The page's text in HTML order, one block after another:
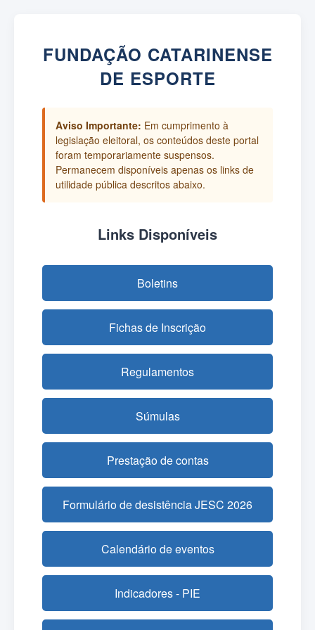
FUNDAÇÃO CATARINENSE
DE ESPORTE
Aviso Importante: Em cumprimento à
legislação eleitoral, os conteúdos deste portal
foram temporariamente suspensos.
Permanecem disponíveis apenas os links de
utilidade pública descritos abaixo.
Links Disponíveis
Boletins
Fichas de Inscrição
Regulamentos
Súmulas
Prestação de contas
Formulário de desistência JESC 2026
Calendário de eventos
Indicadores - PIE